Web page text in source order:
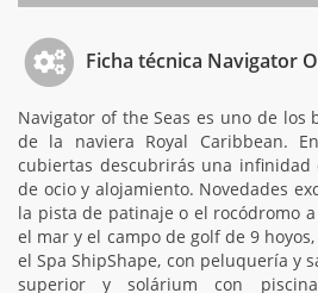
Ficha técnica Navigator
Navigator of the Seas es uno de los
de la naviera Royal Caribbean.
cubiertas descubrirás una infinidad
de ocio y alojamiento. Novedades
la pista de patinaje o el rocódromo
el mar y el campo de golf de 9
el Spa ShipShape, con peluquería y
superior y solárium con